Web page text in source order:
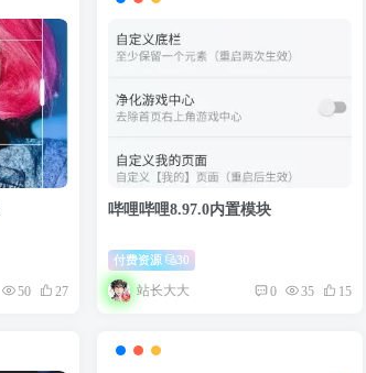
50 27
哔哩哔哩8.97.0内置模块
付费资源 30
站长大大 0 35 15